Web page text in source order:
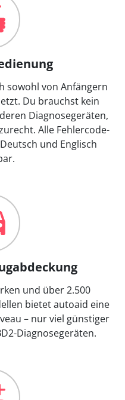
sowohl von Anfängern
Du brauchst kein
Diagnosegeräten,
Alle Fehlercode-
und Englisch
und über 2.500
bietet autoaid eine
– nur viel günstiger
Diagnosegeräten.